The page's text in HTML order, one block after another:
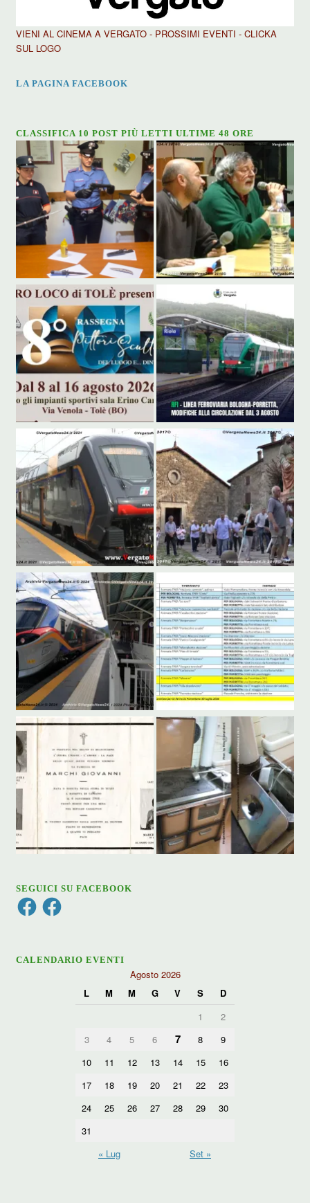
VIENI AL CINEMA A VERGATO - PROSSIMI EVENTI - CLICKA
SUL LOGO
LA PAGINA FACEBOOK
CLASSIFICA 10 POST PIÙ LETTI ULTIME 48 ORE
SEGUICI SU FACEBOOK
FacebookFacebook
CALENDARIO EVENTI
Agosto 2026
L
M M G V S
D
1
2
3
4 5 6 7 8
9
10
11 12 13 14 15
16
17
18 19 20 21 22
23
24
25 26 27 28 29
30
31
« Lug
Set »